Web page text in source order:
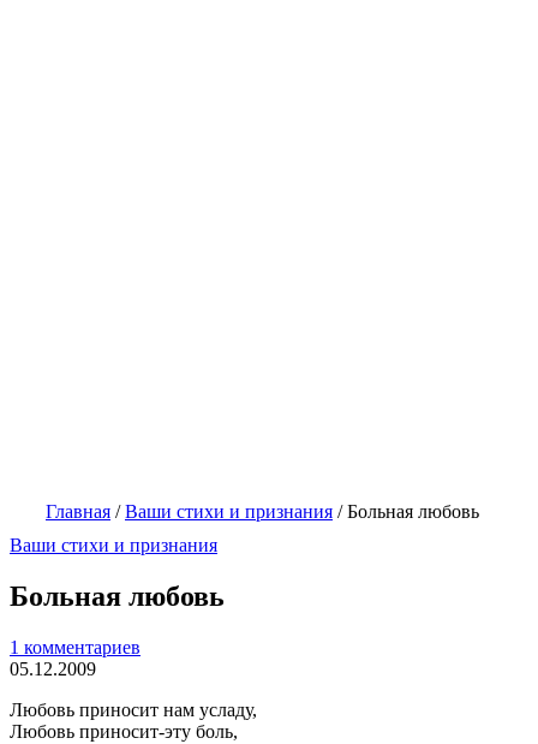
Главная /Ваши стихи и признания /Больная любовь
Ваши стихи и признания
Больная любовь
1 комментариев
05.12.2009
Любовь приносит нам усладу,
Любовь приносит-эту боль,